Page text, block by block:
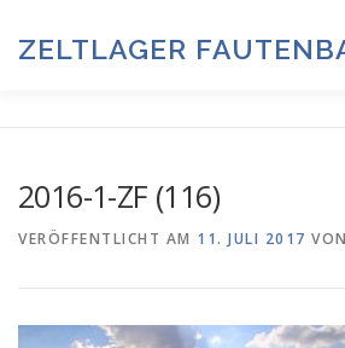
springen
ZELTLAGER
HISTORIE & FOTOARCHIV
2016-1-ZF (116)
VERÖFFENTLICHT AM 11. JULI 2017 VON